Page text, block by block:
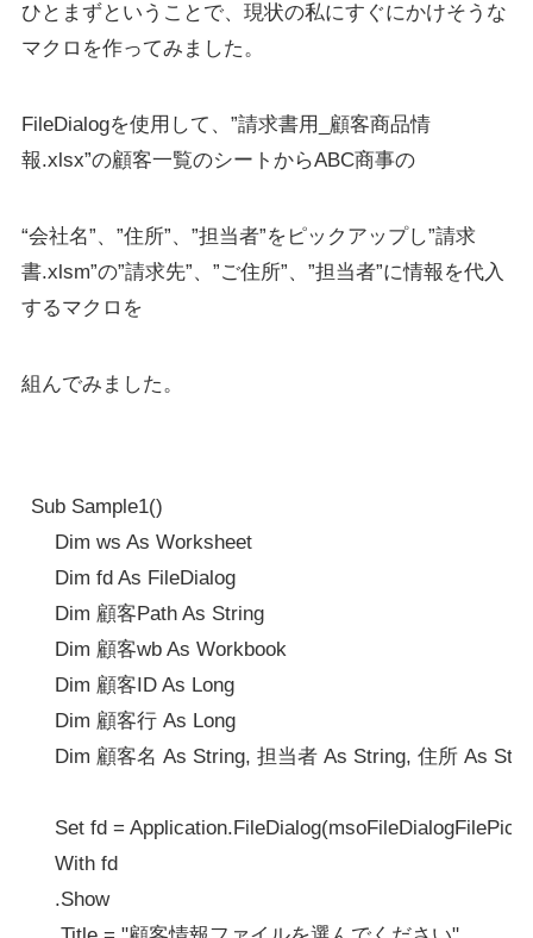
ひとまずということで、現状の私にすぐにかけそうな
マクロを作ってみました。
FileDialogを使用して、”請求書用_顧客商品情
報.xlsx”の顧客一覧のシートからABC商事の
“会社名”、”住所”、”担当者”をピックアップし”請求
書.xlsm”の”請求先”、”ご住所”、”担当者”に情報を代入
するマクロを
組んでみました。
Sub Sample1()
    Dim ws As Worksheet
    Dim fd As FileDialog
    Dim 顧客Path As String
    Dim 顧客wb As Workbook
    Dim 顧客ID As Long
    Dim 顧客行 As Long
Dim 顧客名 As String, 担当者 As String, 住所 As
Set fd =
    With fd
    .Show